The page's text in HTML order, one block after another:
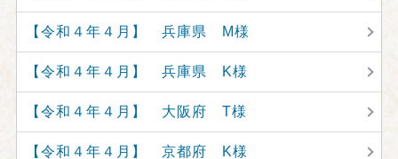
【令和４年４月】 兵庫県 M様
【令和４年４月】 兵庫県 K様
【令和４年４月】 大阪府 T様
【令和４年４月】 京都府 K様